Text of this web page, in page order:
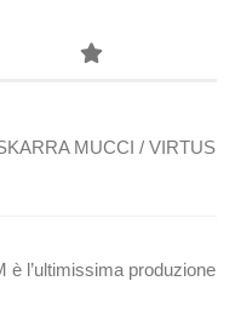
MUCCI / VIRTUS
l’ultimissima produzione